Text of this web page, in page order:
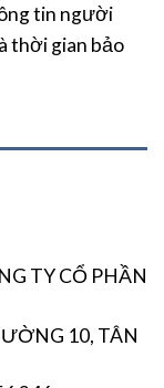
tin người
thời gian bảo
TY CỔ PHẦN
10, TÂN